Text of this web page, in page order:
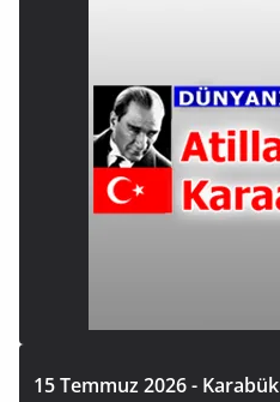
15 Temmuz 2026 - Karabük